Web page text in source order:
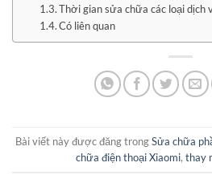
Thời gian sửa chữa các loại dịch
Có liên quan
Bài viết này được đăng trongSửa chữa
chữa điện thoại Xiaomi, thay